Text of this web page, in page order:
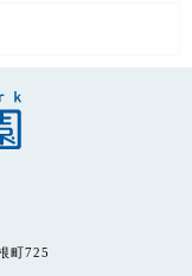
町725